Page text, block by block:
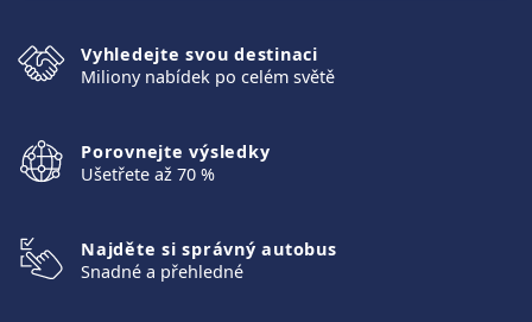
Vyhledejte svou destinaci
Miliony nabídek po celém světě
Porovnejte výsledky
Ušetřete až 70 %
Najděte si správný autobus
Snadné a přehledné